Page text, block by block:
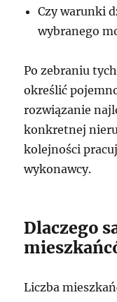
Czy warunki
wybranego
Po zebraniu
określić
rozwiązanie
konkretnej
kolejności
wykonawcy.
Dlaczego
Liczba